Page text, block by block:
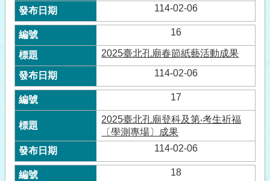
114-02-06
16
2025臺北孔廟春節紙藝活動成果
114-02-06
17
2025臺北孔廟登科及第‧考生祈福
〔學測專場〕成果
114-02-06
18